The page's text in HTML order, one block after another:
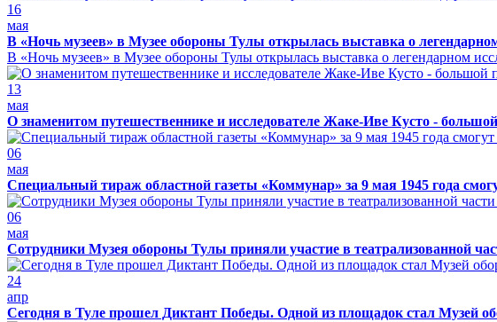
16
мая
В «Ночь музеев» в Музее обороны Тулы открылась выставка о
В «Ночь музеев» в Музее обороны Тулы открылась выставка о легендарном
13
мая
О знаменитом путешественнике и исследователе Жаке-Иве Кусто -
06
мая
Специальный тираж областной газеты «Коммунар» за 9 мая 1945 года
06
мая
Сотрудники Музея обороны Тулы приняли участие в театрализованной
24
апр
Сегодня в Туле прошел Диктант Победы. Одной из площадок стал Музей